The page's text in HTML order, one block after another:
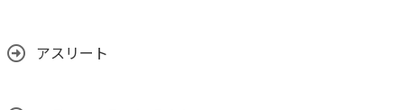
アスリート